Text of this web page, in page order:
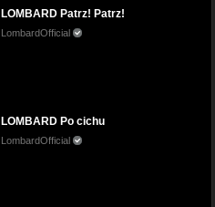
LOMBARD Patrz! Patrz!
LombardOfficial
LOMBARD Po cichu
LombardOfficial